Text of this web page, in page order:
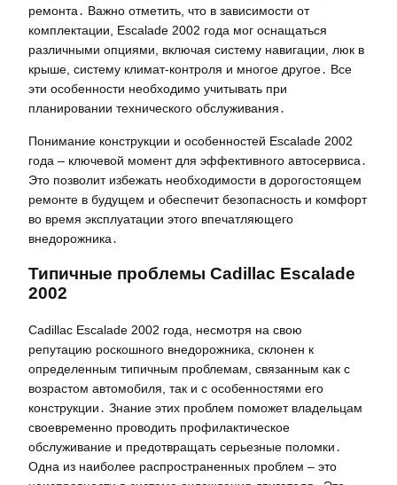
ремонта․ Важно отметить, что в зависимости от
комплектации, Escalade 2002 года мог оснащаться
различными опциями, включая систему навигации, люк в
крыше, систему климат-контроля и многое другое․ Все
эти особенности необходимо учитывать при
планировании технического обслуживания․
Понимание конструкции и особенностей Escalade 2002
года – ключевой момент для эффективного автосервиса․
Это позволит избежать необходимости в дорогостоящем
ремонте в будущем и обеспечит безопасность и комфорт
во время эксплуатации этого впечатляющего
внедорожника․
Типичные проблемы Cadillac Escalade
2002
Cadillac Escalade 2002 года, несмотря на свою
репутацию роскошного внедорожника, склонен к
определенным типичным проблемам, связанным как с
возрастом автомобиля, так и с особенностями его
конструкции․ Знание этих проблем поможет владельцам
своевременно проводить профилактическое
обслуживание и предотвращать серьезные поломки․
Одна из наиболее распространенных проблем – это